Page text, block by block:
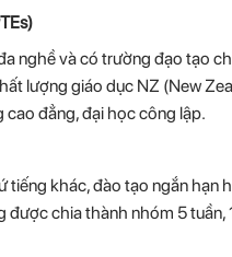
nghề và có trường đạo tạo
lượng giáo dục NZ (New
đẳng, đại học công lập.
khác, đào tạo ngắn
chia thành nhóm 5